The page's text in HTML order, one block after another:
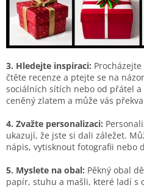
3. Hledejte inspiraci:
čtěte recenze a ptejte se na
sociálních sítích nebo od přátel
ceněný zlatem a může vás
4. Zvažte personalizaci:
ukazují, že jste si dali záležet.
nápis, vytisknout fotografii nebo
5. Myslete na obal: Pěkný obal
papír, stuhu a mašli, které ladí s